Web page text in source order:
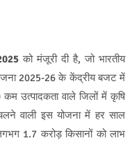
को मंजूरी दी है, जो भारतीय
2025-26 के केंद्रीय बजट में
उत्पादकता वाले जिलों में कृषि
वाली इस योजना में हर साल
1.7 करोड़ किसानों को लाभ